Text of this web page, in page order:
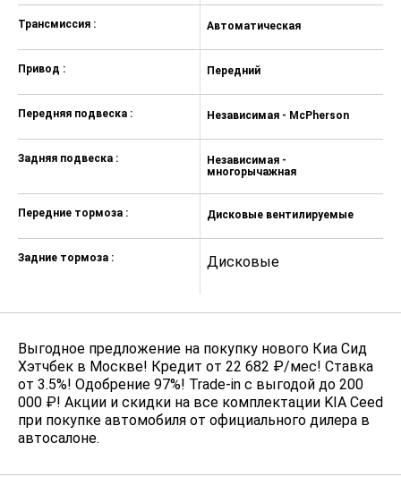
Трансмиссия :
Привод :
Передняя подвеска :
Задняя подвеска :
Передние тормоза :
Задние тормоза :
Автоматическая
Передний
Независимая - McPherson
Независимая -
многорычажная
Дисковые вентилируемые
Дисковые
Выгодное предложение на покупку нового Киа Сид
Хэтчбек в Москве! Кредит от 22 682 ₽/мес! Ставка
от 3.5%! Одобрение 97%! Trade-in с выгодой до 200
000 ₽! Акции и скидки на все комплектации KIA Ceed
при покупке автомобиля от официального дилера в
автосалоне.